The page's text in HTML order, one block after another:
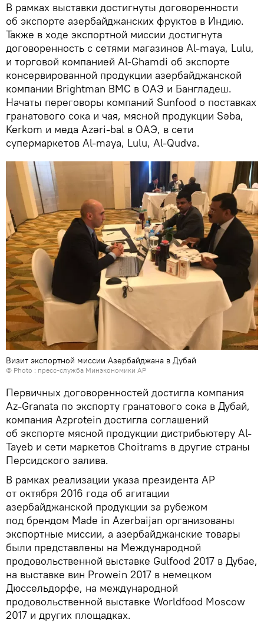
В рамках выставки достигнуты договоренности
об экспорте азербайджанских фруктов в Индию.
Также в ходе экспортной миссии достигнута
договоренность с сетями магазинов Al-maya, Lulu,
и торговой компанией Al-Ghamdi об экспорте
консервированной продукции азербайджанской
компании Brightman BMC в ОАЭ и Бангладеш.
Начаты переговоры компаний Sunfood о поставках
гранатового сока и чая, мясной продукции Səba,
Kerkom и меда Azəri-bal в ОАЭ, в сети
супермаркетов Al-maya, Lulu, Al-Qudva.
Визит экспортной миссии Азербайджана в Дубай
© Photo : пресс-служба Минэкономики АР
Первичных договоренностей достигла компания
Az-Granata по экспорту гранатового сока в Дубай,
компания Azprotein достигла соглашений
об экспорте мясной продукции дистрибьютеру Al-
Tayeb и сети маркетов Choitrams в другие страны
Персидского залива.
В рамках реализации указа президента АР
от октября 2016 года об агитации
азербайджанской продукции за рубежом
под брендом Made in Azerbaijan организованы
экспортные миссии, а азербайджанские товары
были представлены на Международной
продовольственной выставке Gulfood 2017 в Дубае,
на выставке вин Prowein 2017 в немецком
Дюссельдорфе, на международной
продовольственной выставке Worldfood Moscow
2017 и других площадках.